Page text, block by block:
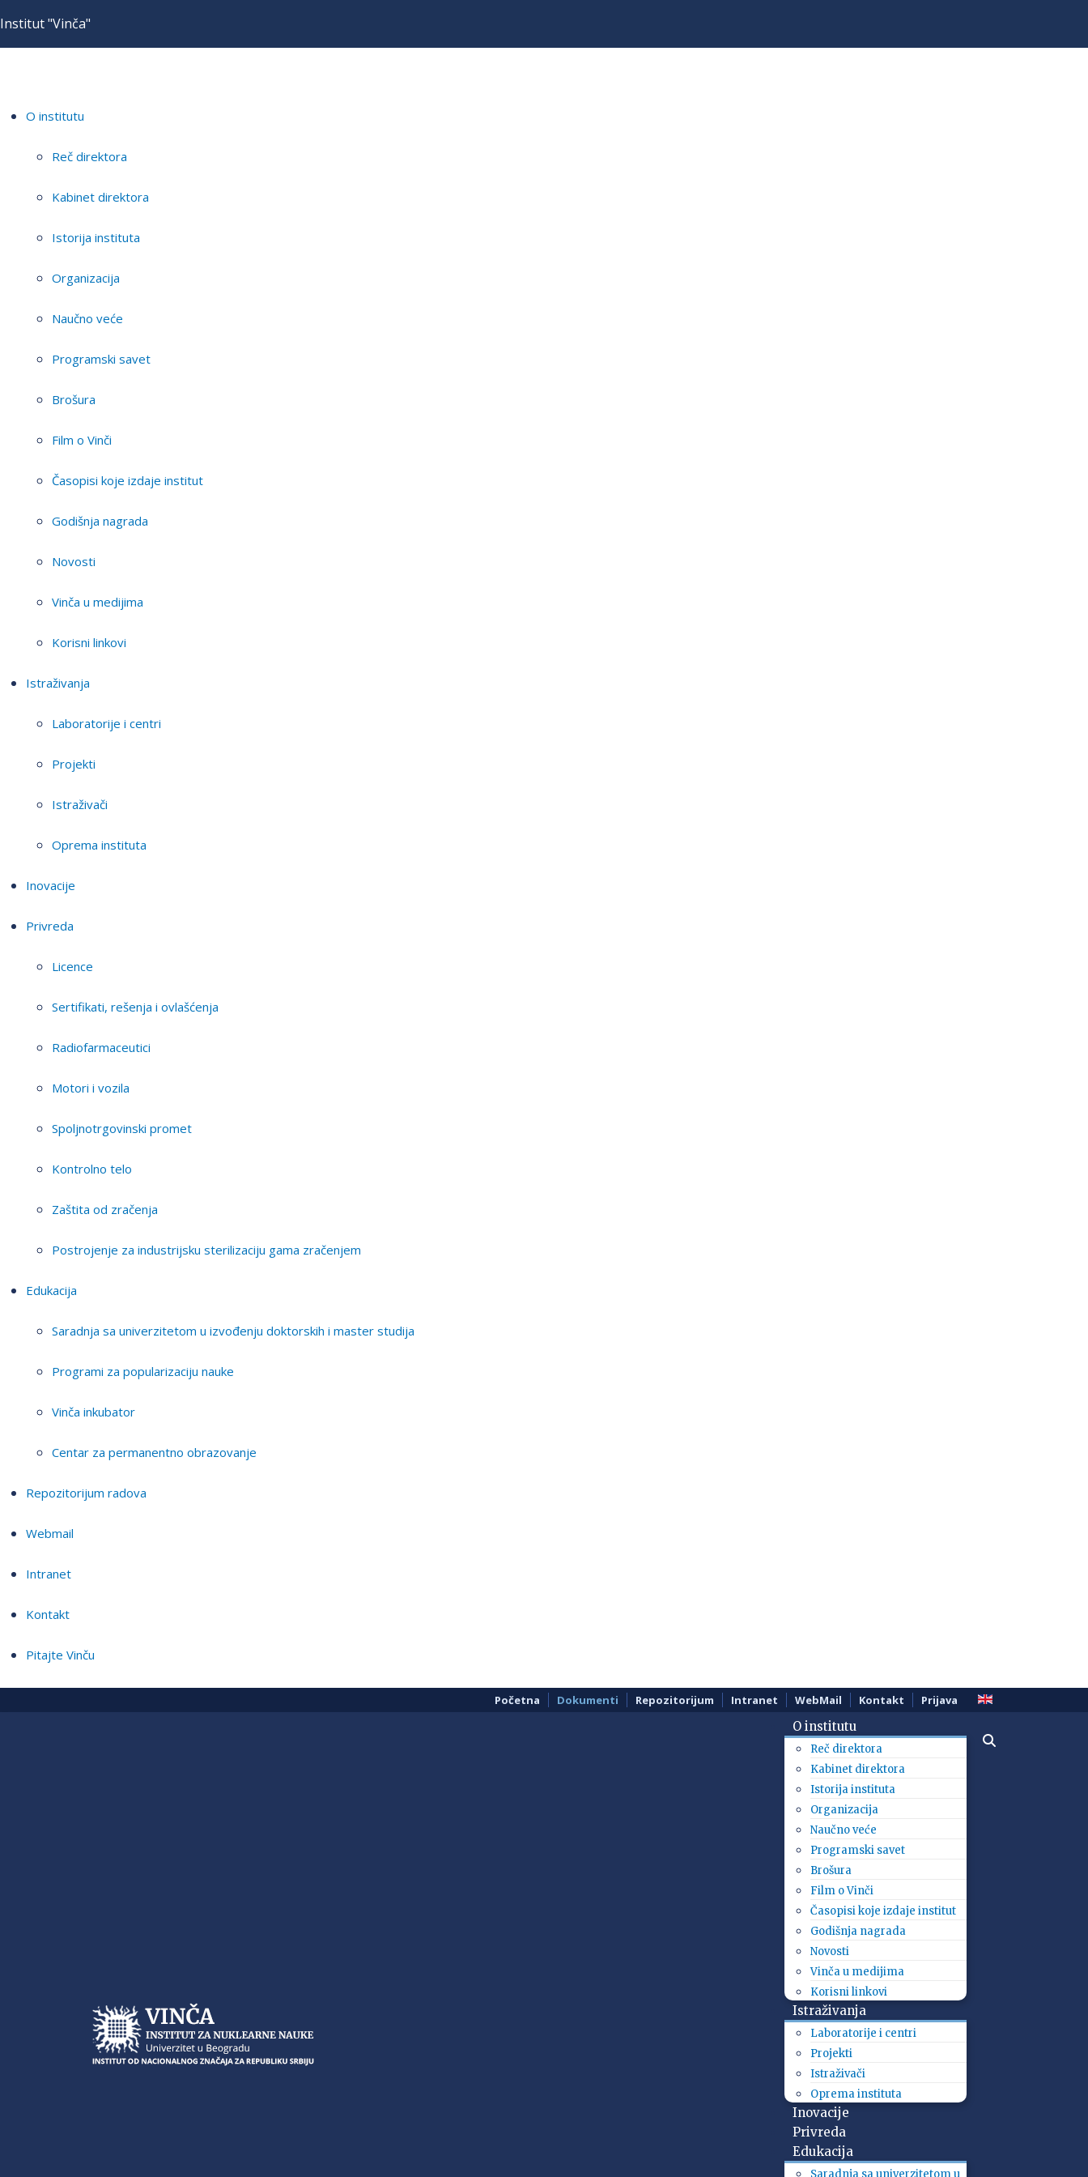
Institut "Vinča"
O institutu
Reč direktora
Kabinet direktora
Istorija instituta
Organizacija
Naučno veće
Programski savet
Brošura
Film o Vinči
Časopisi koje izdaje institut
Godišnja nagrada
Novosti
Vinča u medijima
Korisni linkovi
Istraživanja
Laboratorije i centri
Projekti
Istraživači
Oprema instituta
Inovacije
Privreda
Licence
Sertifikati, rešenja i ovlašćenja
Radiofarmaceutici
Motori i vozila
Spoljnotrgovinski promet
Kontrolno telo
Zaštita od zračenja
Postrojenje za industrijsku sterilizaciju gama zračenjem
Edukacija
Saradnja sa univerzitetom u izvođenju doktorskih i master studija
Programi za popularizaciju nauke
Vinča inkubator
Centar za permanentno obrazovanje
Repozitorijum radova
Webmail
Intranet
Kontakt
Pitajte Vinču
Početna Dokumenti Repozitorijum Intranet WebMail Kontakt Prijava
O institutu
Reč direktora
Kabinet direktora
Istorija instituta
Organizacija
Naučno veće
Programski savet
Brošura
Film o Vinči
Časopisi koje izdaje institut
Godišnja nagrada
Novosti
Vinča u medijima
Korisni linkovi
Istraživanja
Laboratorije i centri
Projekti
Istraživači
Oprema instituta
Inovacije
Privreda
Edukacija
Saradnja sa univerzitetom u